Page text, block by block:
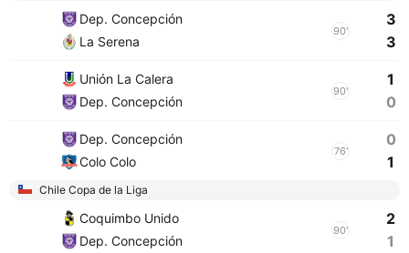
Dep. Concepción
La Serena
90'
3
3
Unión La Calera
Dep. Concepción
90'
1
0
Dep. Concepción
Colo Colo
76'
0
1
Chile Copa de la Liga
Coquimbo Unido
Dep. Concepción
90'
2
1